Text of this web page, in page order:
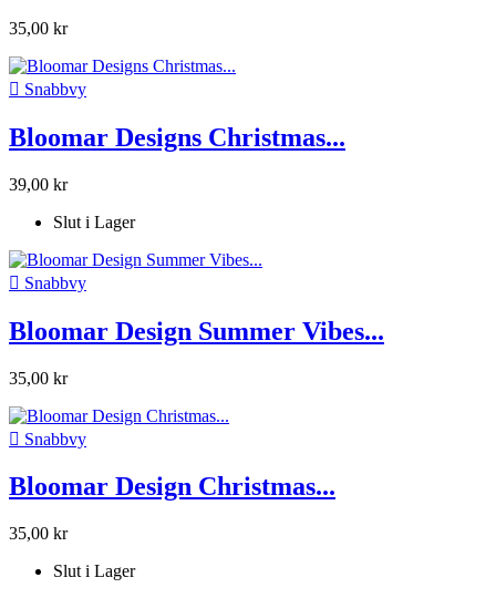
35,00 kr
 Snabbvy
Bloomar Designs Christmas...
39,00 kr
Slut i Lager
 Snabbvy
Bloomar Design Summer Vibes...
35,00 kr
 Snabbvy
Bloomar Design Christmas...
35,00 kr
Slut i Lager